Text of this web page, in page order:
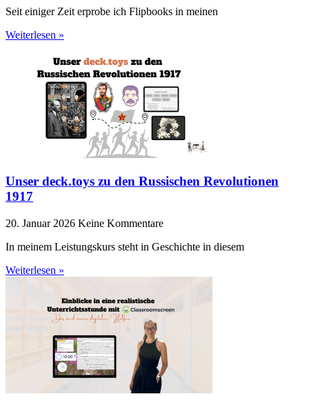
Seit einiger Zeit erprobe ich Flipbooks in meinen
Weiterlesen »
Unser deck.toys zu den Russischen Revolutionen
1917
20. Januar 2026 Keine Kommentare
In meinem Leistungskurs steht in Geschichte in diesem
Weiterlesen »